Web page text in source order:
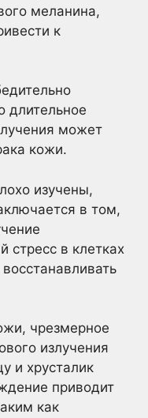
меланина,
к
длительное
может
кожи.
изучены,
в том,
стресс в клетках
чрезмерное
излучения
и хрусталик
приводит
как